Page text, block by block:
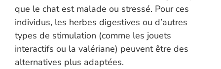
que le chat est malade ou stressé. Pour ces
individus, les herbes digestives ou d’autres
types de stimulation (comme les jouets
interactifs ou la valériane) peuvent être des
alternatives plus adaptées.